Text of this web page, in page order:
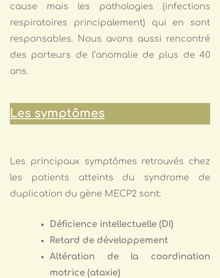
cause mais les pathologies (infections
respiratoires principalement) qui en sont
responsables. Nous avons aussi rencontré
des porteurs de l’anomalie de plus de 40
ans.
Les symptômes
Les principaux symptômes retrouvés chez
les patients atteints du syndrome de
duplication du gène MECP2 sont:
Déficience intellectuelle (DI)
Retard de développement
Altération de la coordination
motrice (ataxie)